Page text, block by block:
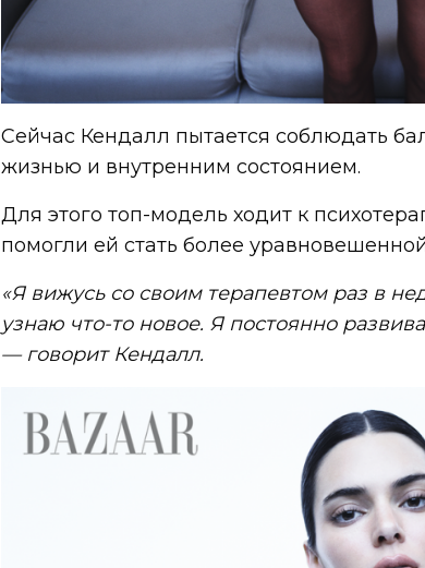
Сейчас Кендалл пытается соблюдать
жизнью и внутренним состоянием.
Для этого топ-модель ходит к
помогли ей стать более
«Я вижусь со своим терапевтом раз в
узнаю что-то новое. Я постоянно
— говорит Кендалл.